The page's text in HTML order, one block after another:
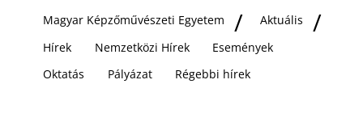
Magyar Képzőművészeti Egyetem
Aktuális
Hírek
Nemzetközi Hírek
Események
Oktatás
Pályázat Régebbi hírek